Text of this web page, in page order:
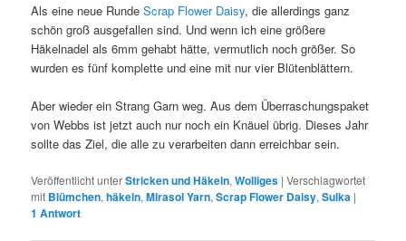
Als eine neue RundeScrap Flower Daisy, die allerdings ganz
schön groß ausgefallen sind. Und wenn ich eine größere
Häkelnadel als 6mm gehabt hätte, vermutlich noch größer. So
wurden es fünf komplette und eine mit nur vier Blütenblättern.
Aber wieder ein Strang Garn weg. Aus dem Überraschungspaket
von Webbs ist jetzt auch nur noch ein Knäuel übrig. Dieses Jahr
sollte das Ziel, die alle zu verarbeiten dann erreichbar sein.
Veröffentlicht unterStricken und Häkeln,Wolliges |Verschlagwortet
mit Blümchen,häkeln,Mirasol Yarn,Scrap Flower Daisy,Sulka |
1 Antwort